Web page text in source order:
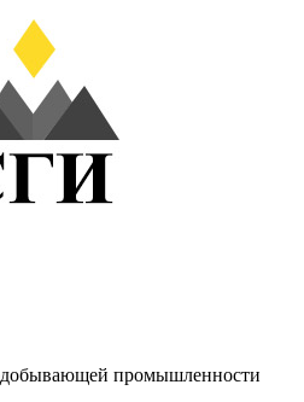
промышленности